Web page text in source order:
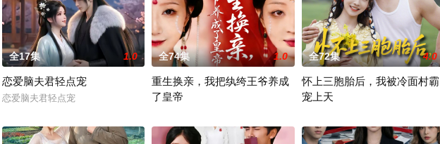
全17集 1.0
恋爱脑夫君轻点宠
恋爱脑夫君轻点宠
全74集 1.0
重生换亲，我把纨绔王爷养成
了皇帝
全72集 4.0
怀上三胞胎后，我被冷面村霸
宠上天